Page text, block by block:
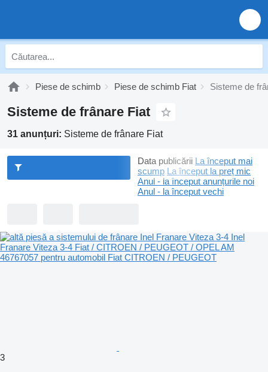
Piese de schimb Piese de schimb Fiat Sisteme de
Sisteme de frânare Fiat
31 anunțuri: Sisteme de frânare Fiat
Data publicării La început mai
scump La început la preț mic
Anul - la început anunțurile noi
Anul - la început vechi
3